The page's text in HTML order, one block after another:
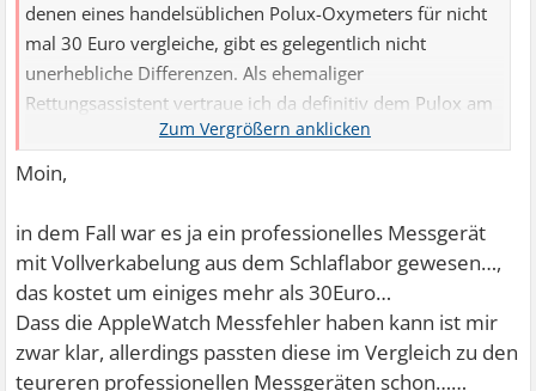
denen eines handelsüblichen Polux-Oxymeters für nicht
mal 30 Euro vergleiche, gibt es gelegentlich nicht
unerhebliche Differenzen. Als ehemaliger
Rettungsassistent vertraue ich da definitiv dem Pulox am
Moin,
in dem Fall war es ja ein professionelles Messgerät
mit Vollverkabelung aus dem Schlaflabor gewesen…,
das kostet um einiges mehr als 30Euro…
Dass die AppleWatch Messfehler haben kann ist mir
zwar klar, allerdings passten diese im Vergleich zu den
teureren professionellen Messgeräten schon……